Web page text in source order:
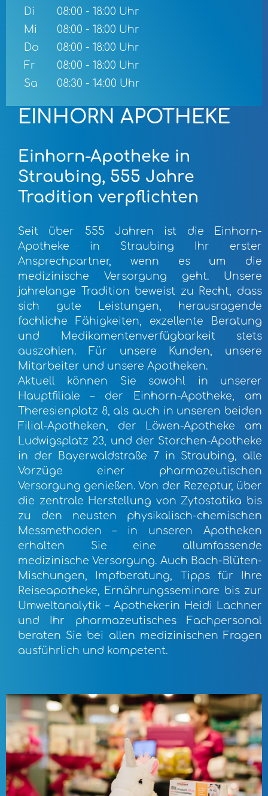
Di
08:00 - 18:00 Uhr
Mi
08:00 - 18:00 Uhr
Do
08:00 - 18:00 Uhr
Fr
08:00 - 18:00 Uhr
Sa
08:30 - 14:00 Uhr
EINHORN APOTHEKE
Einhorn-Apotheke in
Straubing, 555 Jahre
Tradition verpflichten
Seit über 555 Jahren ist die Einhorn-
Apotheke in Straubing Ihr erster
Ansprechpartner, wenn es um die
medizinische Versorgung geht. Unsere
jahrelange Tradition beweist zu Recht, dass
sich gute Leistungen, herausragende
fachliche Fähigkeiten, exzellente Beratung
und Medikamentenverfügbarkeit stets
auszahlen. Für unsere Kunden, unsere
Mitarbeiter und unsere Apotheken.
Aktuell können Sie sowohl in unserer
Hauptfiliale – der Einhorn-Apotheke, am
Theresienplatz 8, als auch in unseren beiden
Filial-Apotheken, der Löwen-Apotheke am
Ludwigsplatz 23, und der Storchen-Apotheke
in der Bayerwaldstraße 7 in Straubing, alle
Vorzüge einer pharmazeutischen
Versorgung genießen. Von der Rezeptur, über
die zentrale Herstellung von Zytostatika bis
zu den neusten physikalisch-chemischen
Messmethoden – in unseren Apotheken
erhalten Sie eine allumfassende
medizinische Versorgung. Auch Bach-Blüten-
Mischungen, Impfberatung, Tipps für Ihre
Reiseapotheke, Ernährungsseminare bis zur
Umweltanalytik – Apothekerin Heidi Lachner
und Ihr pharmazeutisches Fachpersonal
beraten Sie bei allen medizinischen Fragen
ausführlich und kompetent.